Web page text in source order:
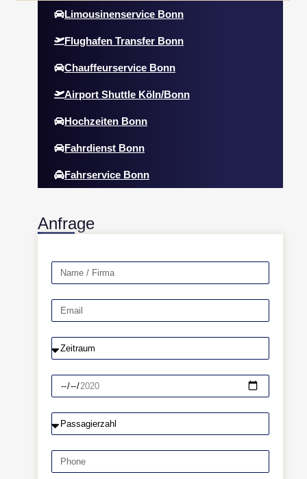
Limousinenservice Bonn
Flughafen Transfer Bonn
Chauffeurservice Bonn
Airport Shuttle Köln/Bonn
Hochzeiten Bonn
Fahrdienst Bonn
Fahrservice Bonn
Anfrage